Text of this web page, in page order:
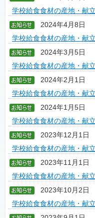
学校給食食材の産地・献
2024年4月8日
学校給食食材の産地・献
2024年3月5日
学校給食食材の産地・献
2024年2月1日
学校給食食材の産地・献
2024年1月5日
学校給食食材の産地・献
2023年12月1日
学校給食食材の産地・献
2023年11月1日
学校給食食材の産地・献
2023年10月2日
学校給食食材の産地・献